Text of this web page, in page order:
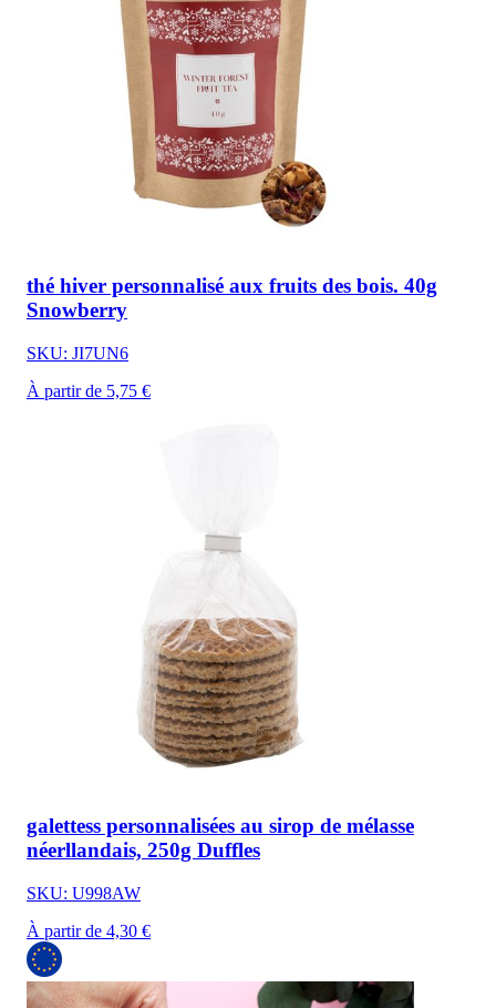
thé hiver personnalisé aux fruits des bois. 40g
Snowberry
SKU: JI7UN6
À partir de 5,75 €
galettess personnalisées au sirop de mélasse
néerllandais, 250g Duffles
SKU: U998AW
À partir de 4,30 €